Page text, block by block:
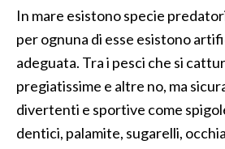
In mare esistono specie
per ognuna di esse esistono
adeguata. Tra i pesci che si
pregiatissime e altre no, ma
divertenti e sportive come
dentici, palamite, sugarelli,